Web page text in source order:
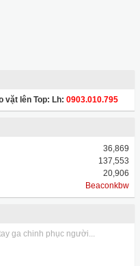
vặt lên Top: Lh: 0903.010.795
36,869
137,553
20,906
Beaconkbw
ga chinh phục người...